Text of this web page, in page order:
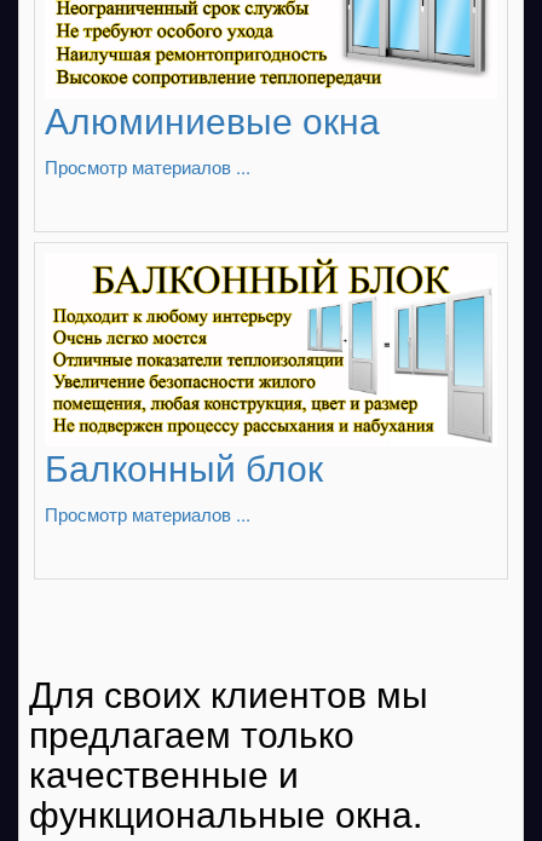
Алюминиевые окна
Просмотр материалов ...
Балконный блок
Просмотр материалов ...
Для своих клиентов мы
предлагаем только
качественные и
функциональные окна.